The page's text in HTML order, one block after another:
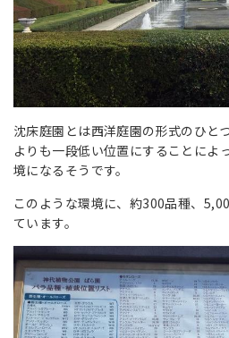
沈床庭園とは西洋庭園の形式のひと
よりも一段低い位置にすることによ
境になるそうです。
このような環境に、約300品種、
ています。